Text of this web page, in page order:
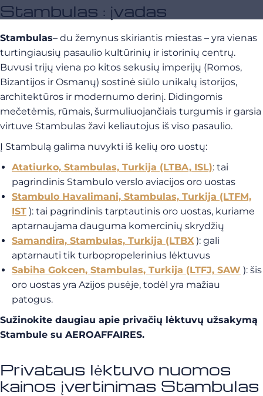
Stambulas : įvadas
Stambulas– du žemynus skiriantis miestas – yra vienas
turtingiausių pasaulio kultūrinių ir istorinių centrų.
Buvusi trijų viena po kitos sekusių imperijų (Romos,
Bizantijos ir Osmanų) sostinė siūlo unikalų istorijos,
architektūros ir modernumo derinį. Didingomis
mečetėmis, rūmais, šurmuliuojančiais turgumis ir garsia
virtuve Stambulas žavi keliautojus iš viso pasaulio.
Į Stambulą galima nuvykti iš kelių oro uostų:
Atatiurko, Stambulas, Turkija (LTBA, ISL): tai
pagrindinis Stambulo verslo aviacijos oro uostas
Stambulo Havalimani, Stambulas, Turkija (LTFM,
IST ): tai pagrindinis tarptautinis oro uostas, kuriame
aptarnaujama dauguma komercinių skrydžių
Samandira, Stambulas, Turkija (LTBX ): gali
aptarnauti tik turbopropelerinius lėktuvus
Sabiha Gokcen, Stambulas, Turkija (LTFJ, SAW ): šis
oro uostas yra Azijos pusėje, todėl yra mažiau
patogus.
Sužinokite daugiau apie privačių lėktuvų užsakymą
Stambule su AEROAFFAIRES.
Privataus lėktuvo nuomos
kainos įvertinimas Stambulas